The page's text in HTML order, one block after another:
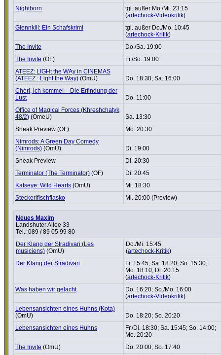
Nightborn
tgl. außer Mo./Mi. 23:15
(artechock-Videokritik)
Glennkill: Ein Schafs­krimi
tgl. außer Do./Mo. 10:45
(artechock-Kritik)
The Invite
Do./Sa. 19:00
The Invite (OF)
Fr./So. 19:00
ATEEZ: LIGHt the WAy in CINEMAS
(ATEEZ : Light the Way) (OmU)
Do. 18:30; Sa. 16:00
Chéri, ich komme! – Die Erfindung der
Lust
Do. 11:00
Office of Magical Forces (Khres­h­chatyk
48/2) (OmeU)
Sa. 13:30
Sneak Preview (OF)
Mo. 20:30
Nimrods: A Green Day Comedy
(Nimrods) (OmU)
Di. 19:00
Sneak Preview
Di. 20:30
Termi­nator (The Termi­nator) (OF)
Di. 20:45
Katseye: Wild Hearts (OmU)
Mi. 18:30
Steckerl­fisch­fi­asko
Mi. 20:00 (Preview)
Neues Maxim
Landshuter Allee 33
Tel.: 089 / 89 05 99 80
Der Klang der Stra­di­vari (Les
musiciens) (OmU)
Do./Mi. 15:45
(artechock-Kritik)
Der Klang der Stra­di­vari
Fr. 15:45; Sa. 18:20; So. 15:30;
Mo. 18:10; Di. 20:15
(artechock-Kritik)
Was haben wir gelacht
Do. 16:20; So./Mo. 16:00
(artechock-Videokritik)
Lebens­an­sichten eines Huhns (Kota)
(OmU)
Do. 18:20; So. 20:20
Lebens­an­sichten eines Huhns
Fr./Di. 18:30; Sa. 15:45; So. 14:00;
Mo. 20:20
The Invite (OmU)
Do. 20:00; So. 17:40